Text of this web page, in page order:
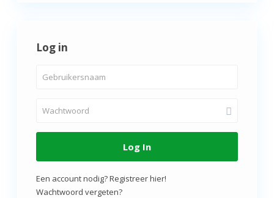
Log in
Log In
Een account nodig? Registreer hier!
Wachtwoord vergeten?